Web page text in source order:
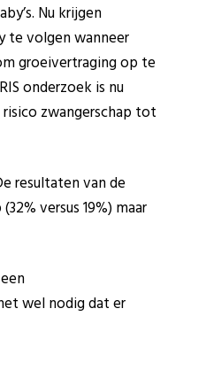
Nu krijgen
te volgen wanneer
groeivertraging op te
onderzoek is nu
zwangerschap tot
resultaten van de
versus 19%) maar
wel nodig dat er